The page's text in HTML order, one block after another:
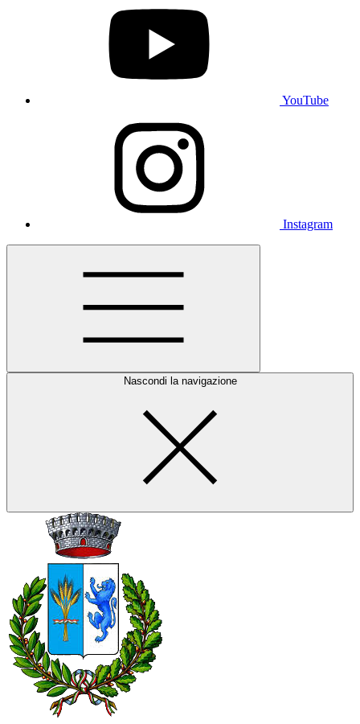
YouTube
Instagram
Nascondi la navigazione